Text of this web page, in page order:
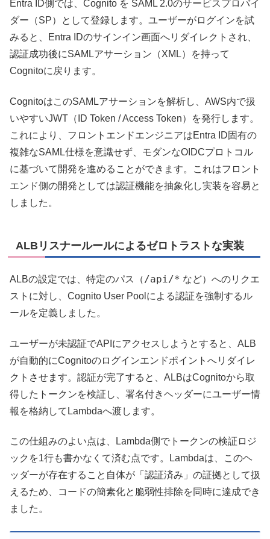
Entra ID側では、Cognito を SAML 2.0のサービスプロバイ
ダー（SP）として登録します。ユーザーがログインを試
みると、Entra IDのサインイン画面へリダイレクトされ、
認証成功後にSAMLアサーション（XML）を持って
Cognitoに戻ります。
CognitoはこのSAMLアサーションを解析し、AWS内で扱
いやすいJWT（ID Token / Access Token）を発行します。
これにより、フロントエンドエンジニアはEntra ID固有の
複雑なSAML仕様を意識せず、モダンなOIDCプロトコル
に基づいて開発を進めることができます。これはフロント
エンド側の開発としては認証機能を抽象化し実装を容易と
しました。
ALBリスナールールによるゼロトラストな実装
ALBの設定では、特定のパス（/api/* など）へのリクエ
ストに対し、Cognito User Poolによる認証を強制するル
ールを定義しました。
ユーザーが未認証でAPIにアクセスしようとすると、ALB
が自動的にCognitoのログインエンドポイントへリダイレ
クトさせます。認証が完了すると、ALBはCognitoから取
得したトークンを検証し、署名付きヘッダーにユーザー情
報を格納してLambdaへ渡します。
この仕組みのよい点は、Lambda側でトークンの検証ロジ
ックを1行も書かなくて済む点です。Lambdaは、このヘ
ッダーが存在すること自体が「認証済み」の証拠として扱
えるため、コードの簡素化と脆弱性排除を同時に達成でき
ました。